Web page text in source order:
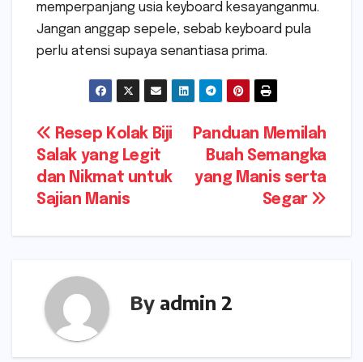
memperpanjang usia keyboard kesayanganmu.
Jangan anggap sepele, sebab keyboard pula
perlu atensi supaya senantiasa prima.
Navigasi
pos
Panduan Memilah
Buah Semangka
yang Manis serta
Segar
Resep Kolak Biji
Salak yang Legit
dan Nikmat untuk
Sajian Manis
By admin 2